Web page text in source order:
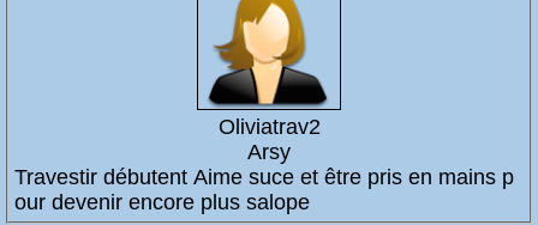
Oliviatrav2
Arsy
Travestir débutent Aime suce et être pris en mains p
our devenir encore plus salope